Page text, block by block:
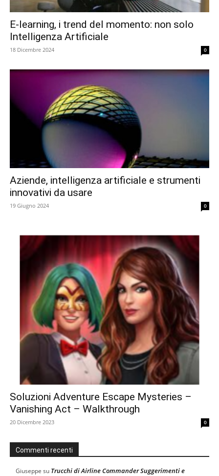
E-learning, i trend del momento: non solo
Intelligenza Artificiale
18 Dicembre 2024 0
Aziende, intelligenza artificiale e strumenti
innovativi da usare
19 Giugno 2024 0
Soluzioni Adventure Escape Mysteries –
Vanishing Act – Walkthrough
20 Dicembre 2023 0
Commenti recenti
Giuseppe su Trucchi di Airline Commander Suggerimenti e